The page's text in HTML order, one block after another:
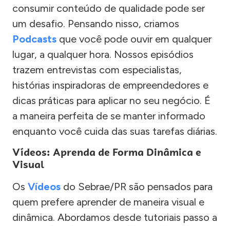
consumir conteúdo de qualidade pode ser
um desafio. Pensando nisso, criamos
Podcasts que você pode ouvir em qualquer
lugar, a qualquer hora. Nossos episódios
trazem entrevistas com especialistas,
histórias inspiradoras de empreendedores e
dicas práticas para aplicar no seu negócio. É
a maneira perfeita de se manter informado
enquanto você cuida das suas tarefas diárias.
Vídeos: Aprenda de Forma Dinâmica e
Visual
Os Vídeos do Sebrae/PR são pensados para
quem prefere aprender de maneira visual e
dinâmica. Abordamos desde tutoriais passo a